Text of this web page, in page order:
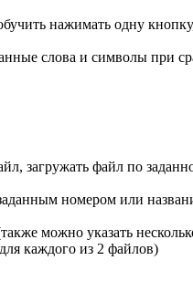
нажимать одну
слова и символы при
загружать файл по
номером или
можно указать
каждого из 2 файлов)